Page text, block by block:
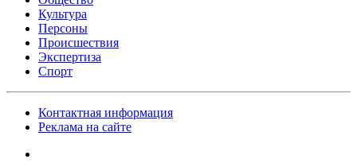
Культура
Персоны
Происшествия
Экспертиза
Спорт
Контактная информация
Реклама на сайте